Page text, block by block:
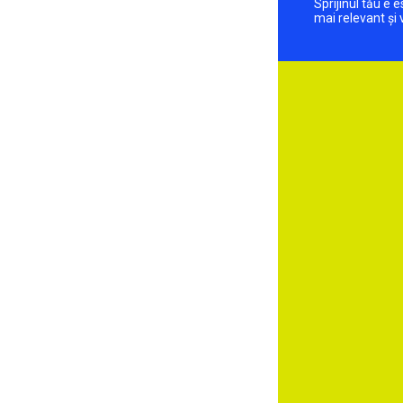
Sprijinul tău e
mai relevant și